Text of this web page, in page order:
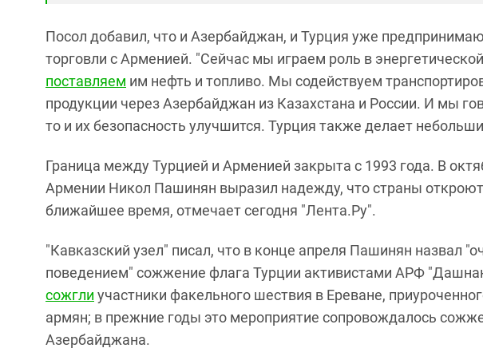
Посол добавил, что и Азербайджан, и Турция уже
торговли с Арменией. "Сейчас мы играем роль в
поставляем им нефть и топливо. Мы содействуем
продукции через Азербайджан из Казахстана и России. И мы
то и их безопасность улучшится. Турция также делает
Граница между Турцией и Арменией закрыта с 1993 года. В
Армении Никол Пашинян выразил надежду, что страны
ближайшее время, отмечает сегодня "Лента.Ру".
"Кавказский узел" писал, что в конце апреля Пашинян назвал
поведением" сожжение флага Турции активистами АРФ
сожгли участники факельного шествия в Ереване,
армян; в прежние годы это мероприятие сопровождалось
Азербайджана.